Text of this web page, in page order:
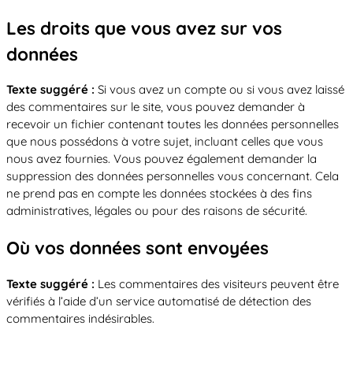
Les droits que vous avez sur vos
données
Texte suggéré : Si vous avez un compte ou si vous avez laissé
des commentaires sur le site, vous pouvez demander à
recevoir un fichier contenant toutes les données personnelles
que nous possédons à votre sujet, incluant celles que vous
nous avez fournies. Vous pouvez également demander la
suppression des données personnelles vous concernant. Cela
ne prend pas en compte les données stockées à des fins
administratives, légales ou pour des raisons de sécurité.
Où vos données sont envoyées
Texte suggéré : Les commentaires des visiteurs peuvent être
vérifiés à l’aide d’un service automatisé de détection des
commentaires indésirables.